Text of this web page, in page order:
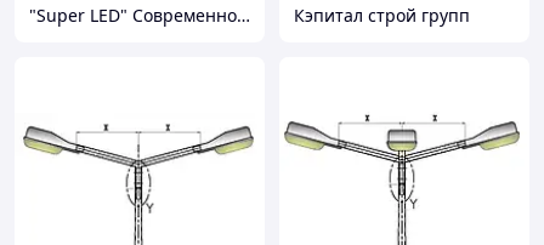
"Super LED" Современное Освещение, Уличные Гирлянды Кэпитал строй групп